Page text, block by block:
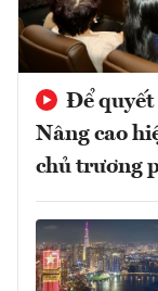
Để quyết
Nâng cao
chủ trương